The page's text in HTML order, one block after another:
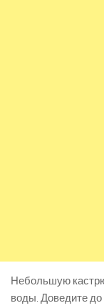
Небольшую
воды. Доведите